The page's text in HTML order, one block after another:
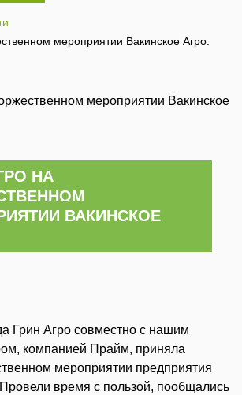
мероприятии Вакинское Агро.
НА
ВАКИНСКОЕ
Грин Агро совместно с нашим
компанией Прайм, приняла
мероприятии предприятия
время с пользой, пообщались